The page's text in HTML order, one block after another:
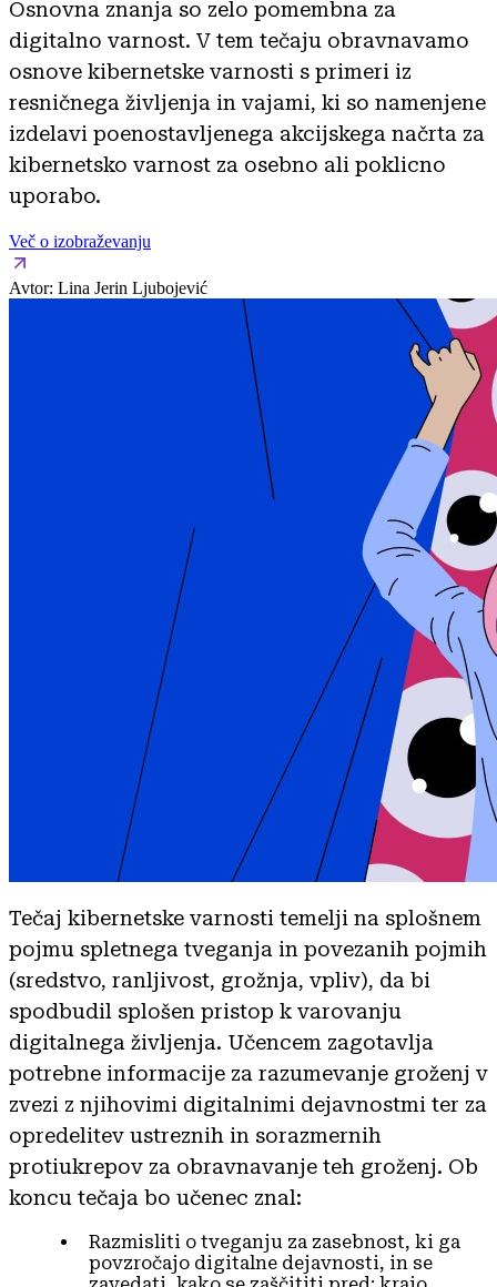
Osnovna znanja so zelo pomembna za
digitalno varnost. V tem tečaju obravnavamo
osnove kibernetske varnosti s primeri iz
resničnega življenja in vajami, ki so namenjene
izdelavi poenostavljenega akcijskega načrta za
kibernetsko varnost za osebno ali poklicno
uporabo.
Več o izobraževanju
Avtor: Lina Jerin Ljubojević
Tečaj kibernetske varnosti temelji na splošnem
pojmu spletnega tveganja in povezanih pojmih
(sredstvo, ranljivost, grožnja, vpliv), da bi
spodbudil splošen pristop k varovanju
digitalnega življenja. Učencem zagotavlja
potrebne informacije za razumevanje groženj v
zvezi z njihovimi digitalnimi dejavnostmi ter za
opredelitev ustreznih in sorazmernih
protiukrepov za obravnavanje teh groženj. Ob
koncu tečaja bo učenec znal:
Razmisliti o tveganju za zasebnost, ki ga
povzročajo digitalne dejavnosti, in se